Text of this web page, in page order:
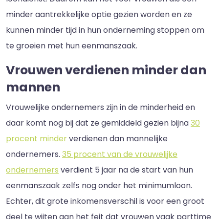
minder aantrekkelijke optie gezien worden en ze
kunnen minder tijd in hun onderneming stoppen om
te groeien met hun eenmanszaak.
Vrouwen verdienen minder dan
mannen
Vrouwelijke ondernemers zijn in de minderheid en
daar komt nog bij dat ze gemiddeld gezien bijna30
procent minderverdienen dan mannelijke
ondernemers. 35 procent van de vrouwelijke
ondernemers verdient 5 jaar na de start van hun
eenmanszaak zelfs nog onder het minimumloon.
Echter, dit grote inkomensverschil is voor een groot
deel te wijten aan het feit dat vrouwen vaak parttime